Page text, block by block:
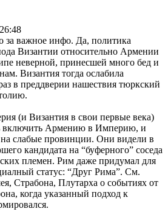
за важное инфо. Да, политика
Византии относительно Армении
неверной, принесшей много бед и
Византия тогда ослабила
в преддверии нашествия тюркский
(и Византия в свои первые века)
включить Армению в Империю, и
на слабые провинции. Они видели в
кандидата на “буферного” соседа
племен. Рим даже придумал для
статус: “Друг Рима”. См.
Страбона, Плутарха о событиях от
когда указанный подход к